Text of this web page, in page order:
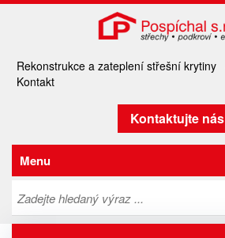
Rekonstrukce a zateplení střešní krytiny
Kontakt
Kontaktujte nás
Menu